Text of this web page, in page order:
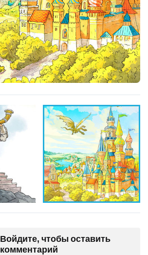
Войдите, чтобы оставить
комментарий